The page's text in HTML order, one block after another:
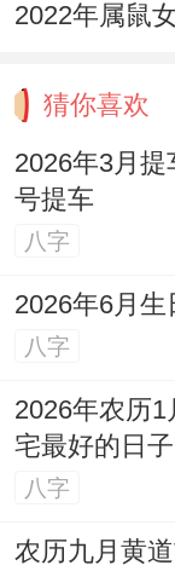
猜你喜欢
2026年3月
号提车
八字
2026年6月生
八字
2026年农历
宅最好的日子
八字
农历九月黄